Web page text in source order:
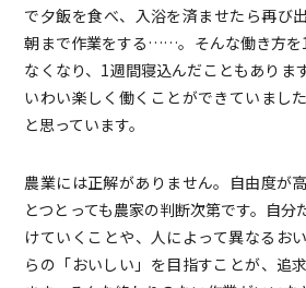
で夕飯を食べ、入浴を済ませたら再び
朝まで作業をする……。そんな働き方を
なくなり、1週間寝込んだこともありま
いわい楽しく働くことができていまし
と思っています。
農業には正解がありません。自由度が
とつとっても農家の判断次第です。自分
けていくことや、人によって異なるお
らの「おいしい」を目指すことが、追